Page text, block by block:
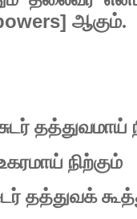
ஆகும்.
தத்துவமாய்
நிற்கும்
தத்துவக்